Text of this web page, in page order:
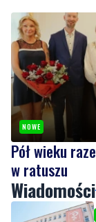
NOWE
Pół wieku
w ratuszu
Wiadomości